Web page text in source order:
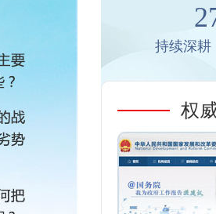
持续深耕
权